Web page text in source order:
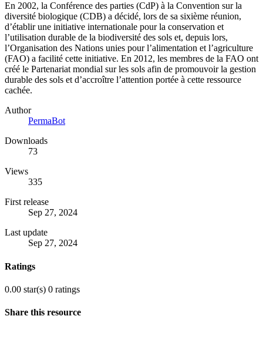
En 2002, la Conférence des parties (CdP) à la Convention sur la
diversité biologique (CDB) a décidé, lors de sa sixième réunion,
d’établir une initiative internationale pour la conservation et
l’utilisation durable de la biodiversité des sols et, depuis lors,
l’Organisation des Nations unies pour l’alimentation et l’agriculture
(FAO) a facilité cette initiative. En 2012, les membres de la FAO ont
créé le Partenariat mondial sur les sols afin de promouvoir la gestion
durable des sols et d’accroître l’attention portée à cette ressource
cachée.
Author
PermaBot
Downloads
73
Views
335
First release
Sep 27, 2024
Last update
Sep 27, 2024
Ratings
0.00 star(s) 0 ratings
Share this resource